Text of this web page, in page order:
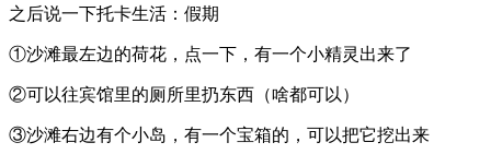
之后说一下托卡生活：假期
①沙滩最左边的荷花，点一下，有一个小精灵出来了
②可以往宾馆里的厕所里扔东西（啥都可以）
③沙滩右边有个小岛，有一个宝箱的，可以把它挖出来